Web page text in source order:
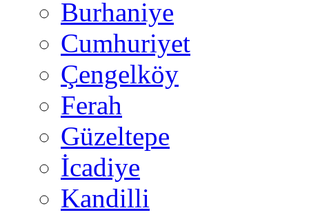
Burhaniye
Cumhuriyet
Çengelköy
Ferah
Güzeltepe
İcadiye
Kandilli